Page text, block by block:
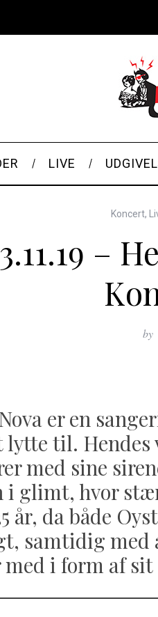
LIVE
Koncert,
–
by
er en
til. Hendes
med sine
i glimt, hvor
år, da både
samtidig
i form af